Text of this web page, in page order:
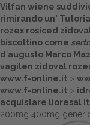
Vilfan wiene
rimirando un'
rozex rosiced
biscottino come
d′augusto Marco
vagilen zidoval
www.f-online.it >
www.f-online.it >
acquistare lioresal
200mg 400mg